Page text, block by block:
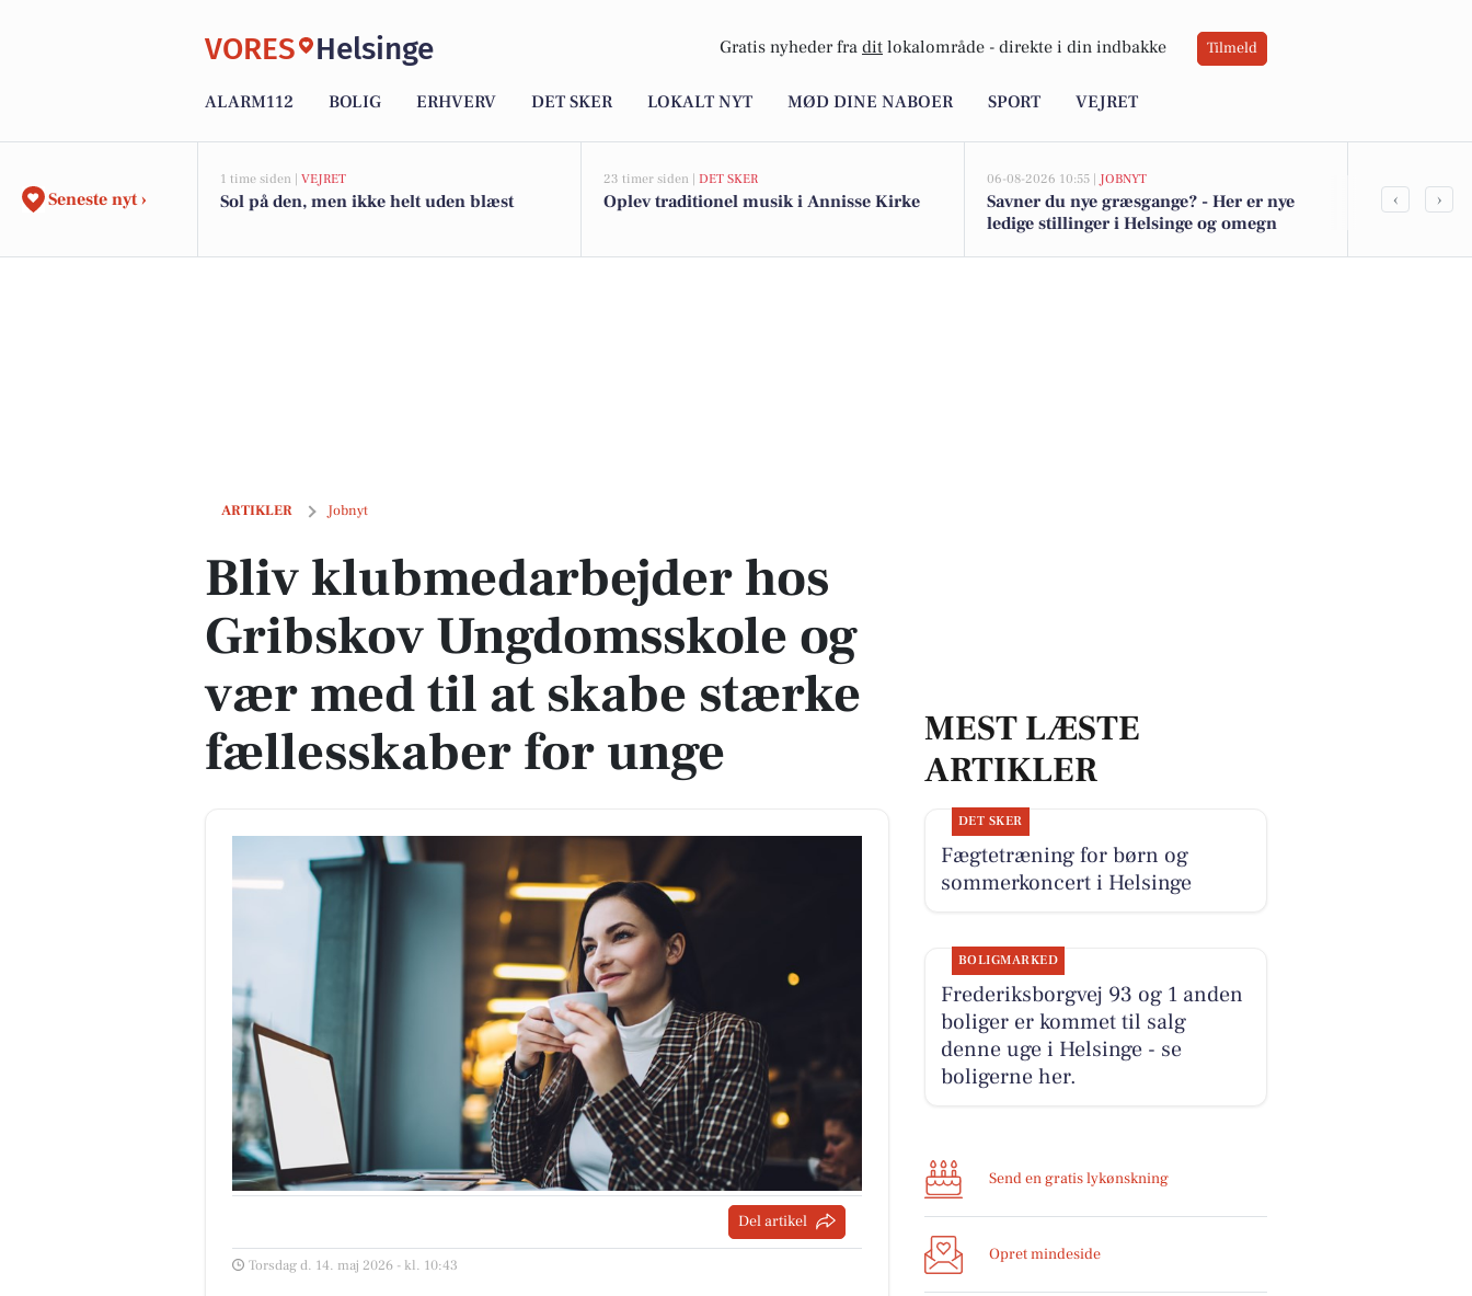
VORES Helsinge Gratis nyheder fra dit lokalområde - direkte i din indbakke Tilmeld
ALARM112 BOLIG ERHVERV DET SKER LOKALT NYT MØD DINE NABOER SPORT VEJRET
Seneste nyt ›
1 time siden | VEJRET
Sol på den, men ikke helt uden blæst
23 timer siden | DET SKER
Oplev traditionel musik i Annisse Kirke
06-08-2026 10:55 | JOBNYT
Savner du nye græsgange? - Her er nye
ledige stillinger i Helsinge og omegn
‹ ›
ARTIKLER Jobnyt
Bliv klubmedarbejder hos Gribskov Ungdomsskole og vær med til at skabe stærke fællesskaber for unge
Bliv klubmedarbejder hos
Gribskov Ungdomsskole og
vær med til at skabe stærke
fællesskaber for unge
Del artikel
Torsdag d. 14. maj 2026 - kl. 10:43
MEST LÆSTE
ARTIKLER
DET SKER
Fægtetræning for børn og
sommerkoncert i Helsinge
BOLIGMARKED
Frederiksborgvej 93 og 1 anden
boliger er kommet til salg
denne uge i Helsinge - se
boligerne her.
Send en gratis lykønskning
Opret mindeside